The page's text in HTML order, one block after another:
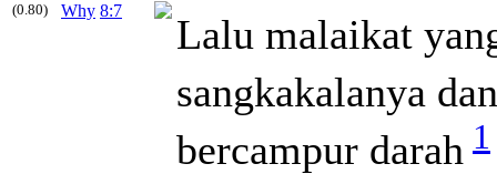
(0.80) Why 8:7
Lalu malaikat
sangkakalanya
bercampur darah 1